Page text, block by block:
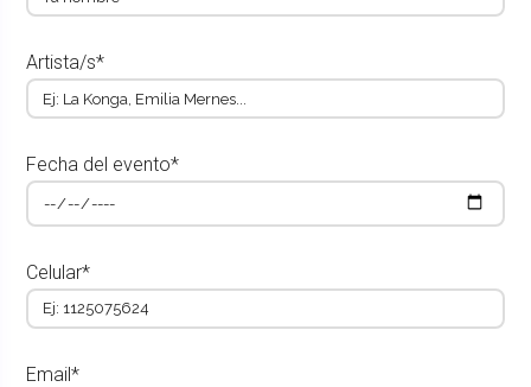
Artista/s*
Fecha del evento*
Celular*
Email*